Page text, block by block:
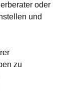
oder
und
zu